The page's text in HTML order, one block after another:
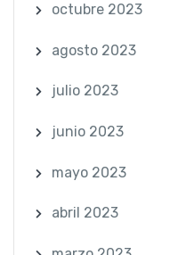
octubre 2023
agosto 2023
julio 2023
junio 2023
mayo 2023
abril 2023